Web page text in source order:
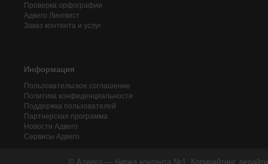
Проверка орфографии
Адвего Лингвист
Заказ контента и услуг
Информация
Пользовательское соглашение
Политика конфиденциальности
Поддержка пользователей
Партнерская программа
Новости Адвего
Сервисы Адвего
© Адвего — биржа контента №1. Копирайтинг,